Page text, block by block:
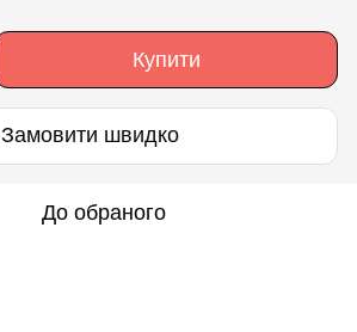
Купити
Замовити швидко
До обраного